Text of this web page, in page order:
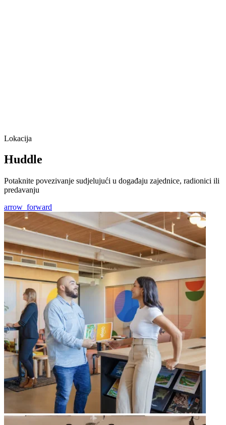
Lokacija
Huddle
Potaknite povezivanje sudjelujući u događaju zajednice, radionici ili
predavanju
arrow_forward